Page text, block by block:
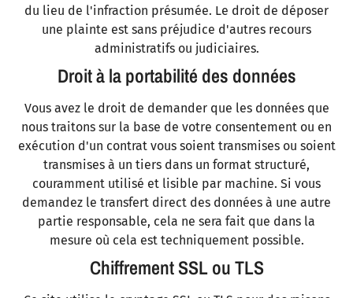
du lieu de l'infraction présumée. Le droit de déposer
une plainte est sans préjudice d'autres recours
administratifs ou judiciaires.
Droit à la portabilité des données
Vous avez le droit de demander que les données que
nous traitons sur la base de votre consentement ou en
exécution d'un contrat vous soient transmises ou soient
transmises à un tiers dans un format structuré,
couramment utilisé et lisible par machine. Si vous
demandez le transfert direct des données à une autre
partie responsable, cela ne sera fait que dans la
mesure où cela est techniquement possible.
Chiffrement SSL ou TLS